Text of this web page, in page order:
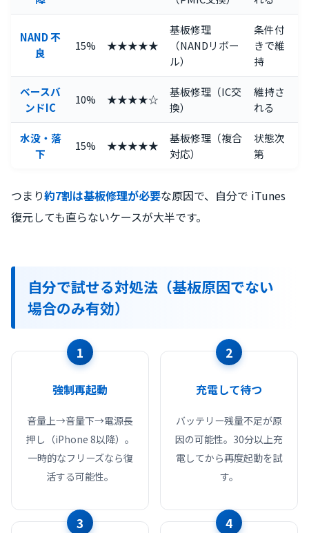
NAND 不
良
15% ★★★★★
基板修理
（NANDリボー
ル）
条件付
きで維
持
ベースバ
ンドIC
10% ★★★★☆
基板修理（IC交
換）
維持さ
れる
水没・落
下
15% ★★★★★
基板修理（複合
対応）
状態次
第
つまり約7割は基板修理が必要な原因で、自分で iTunes
復元しても直らないケースが大半です。
自分で試せる対処法（基板原因でない
場合のみ有効）
1
強制再起動
音量上→音量下→電源長
押し（iPhone 8以降）。
一時的なフリーズなら復
活する可能性。
2
充電して待つ
バッテリー残量不足が原
因の可能性。30分以上充
電してから再度起動を試
す。
3 4